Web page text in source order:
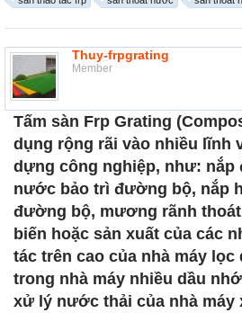
Thuy-frpgrating
Member
Tấm sàn Frp Grating
dụng rộng rãi vào nhiều lĩnh
dựng công nghiệp, như: nắp
nước bảo trì đường bộ, nắp
đường bộ, mương rãnh
biến hoặc sản xuất của các
tác trên cao của nhà máy lọc
trong nhà máy nhiều dầu
xử lý nước thải của nhà máy